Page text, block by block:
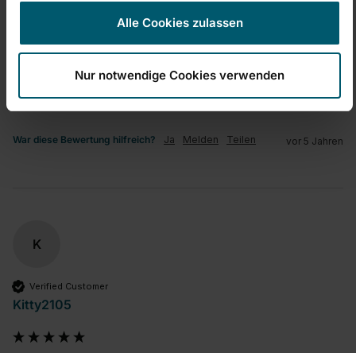
Alle Cookies zulassen
Nur notwendige Cookies verwenden
Ersatzteil Schneidemesser
Schneidschieberset Rollenhalter Rolly Mobil
Das Schneidemesser für die Transparentfolie funktionierte
War diese Bewertung hilfreich? Ja Melden Teilen vor 5 Jahren
K
Verified Customer
Kitty2105